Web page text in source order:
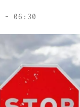
- 06:30